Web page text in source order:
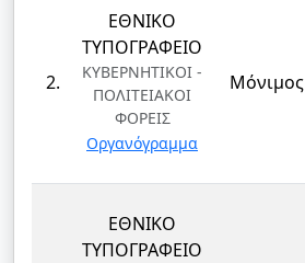
2.
ΕΘΝΙΚΟ
ΤΥΠΟΓΡΑΦΕΙΟ
ΚΥΒΕΡΝΗΤΙΚΟΙ -
ΠΟΛΙΤΕΙΑΚΟΙ
ΦΟΡΕΙΣ
Οργανόγραμμα
Μόνιμος
ΕΘΝΙΚΟ
ΤΥΠΟΓΡΑΦΕΙΟ